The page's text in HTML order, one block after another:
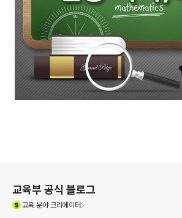
교육부 공식 블로그
교육분야 크리에이터